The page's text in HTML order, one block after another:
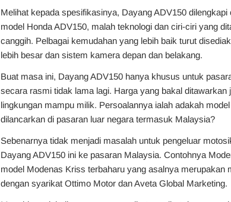
Melihat kepada spesifikasinya, Dayang ADV150
model Honda ADV150, malah teknologi dan ciri-ciri yang
canggih. Pelbagai kemudahan yang lebih baik turut
lebih besar dan sistem kamera depan dan belakang.
Buat masa ini, Dayang ADV150 hanya khusus untuk
secara rasmi tidak lama lagi. Harga yang bakal ditawarkan
lingkungan mampu milik. Persoalannya ialah adakah
dilancarkan di pasaran luar negara termasuk Malaysia?
Sebenarnya tidak menjadi masalah untuk pengeluar
Dayang ADV150 ini ke pasaran Malaysia. Contohnya
model Modenas Kriss terbaharu yang asalnya merupakan
dengan syarikat Ottimo Motor dan Aveta Global Marketing.